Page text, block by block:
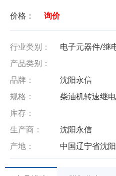
价格： 询价
行业类别：
电子元器件/继
产品类别：
品牌：
沈阳永信
规格：
柴油机转速继
库存：
生产商：
沈阳永信
产地：
中国辽宁省沈